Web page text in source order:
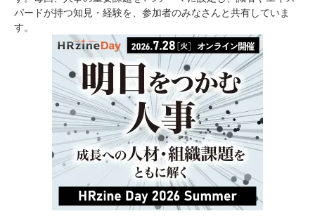
パードが持つ知見・経験を、参加者のみなさんと共有していま
す。